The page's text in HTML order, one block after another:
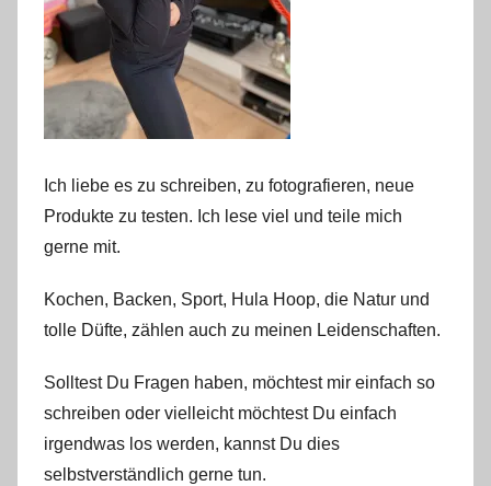
Ich liebe es zu schreiben, zu fotografieren, neue
Produkte zu testen. Ich lese viel und teile mich
gerne mit.
Kochen, Backen, Sport, Hula Hoop, die Natur und
tolle Düfte, zählen auch zu meinen Leidenschaften.
Solltest Du Fragen haben, möchtest mir einfach so
schreiben oder vielleicht möchtest Du einfach
irgendwas los werden, kannst Du dies
selbstverständlich gerne tun.